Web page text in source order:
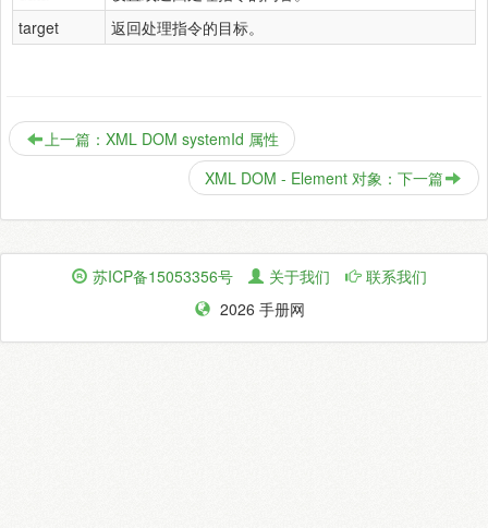
target
返回处理指令的目标。
上一篇：XML DOM systemId 属性
XML DOM - Element 对象：下一篇
苏ICP备15053356号 关于我们
联系我们
2026 手册网